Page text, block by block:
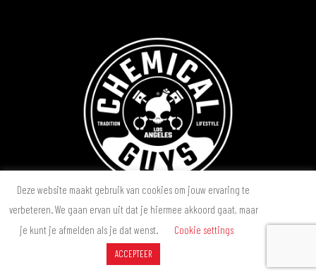
SERVICE HOTLINE
Telefonische ondersteuning en advies:
+31 (0) 50 544 53 46
Deze website maakt gebruik van cookies om jouw ervaring te
verbeteren. We gaan ervan uit dat je hiermee akkoord gaat, maar
je kunt je afmelden als je dat wenst.
Cookie settings
ACCEPTEER